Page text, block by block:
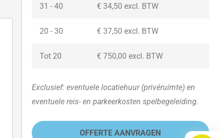
31 - 40 € 34,50 excl. BTW
20 - 30 € 37,50 excl. BTW
Tot 20 € 750,00 excl. BTW
Exclusief: eventuele locatiehuur (privéruimte) en
eventuele reis- en parkeerkosten spelbegeleiding.
OFFERTE AANVRAGEN